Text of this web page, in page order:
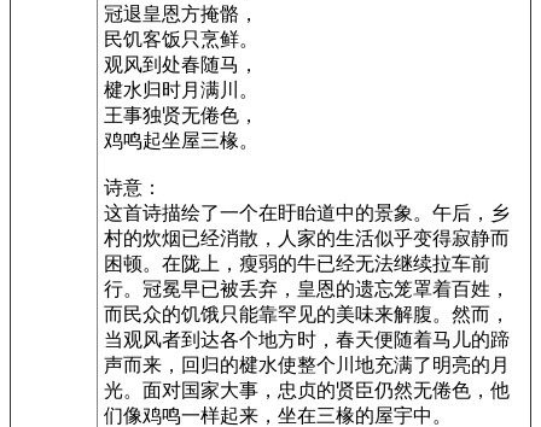
冠退皇恩方掩骼，
民饥客饭只烹鲜。
观风到处春随马，
楗水归时月满川。
王事独贤无倦色，
鸡鸣起坐屋三椽。
诗意：
这首诗描绘了一个在盱眙道中的景象。午后，乡
村的炊烟已经消散，人家的生活似乎变得寂静而
困顿。在陇上，瘦弱的牛已经无法继续拉车前
行。冠冕早已被丢弃，皇恩的遗忘笼罩着百姓，
而民众的饥饿只能靠罕见的美味来解腹。然而，
当观风者到达各个地方时，春天便随着马儿的蹄
声而来，回归的楗水使整个川地充满了明亮的月
光。面对国家大事，忠贞的贤臣仍然无倦色，他
们像鸡鸣一样起来，坐在三椽的屋宇中。